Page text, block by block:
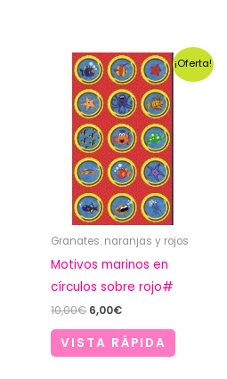
¡Oferta!
Granates. naranjas y rojos
Motivos marinos en
círculos sobre rojo#
10,00€ El
original
era:
6,00€El
actual
es:
VISTA RÁPIDA